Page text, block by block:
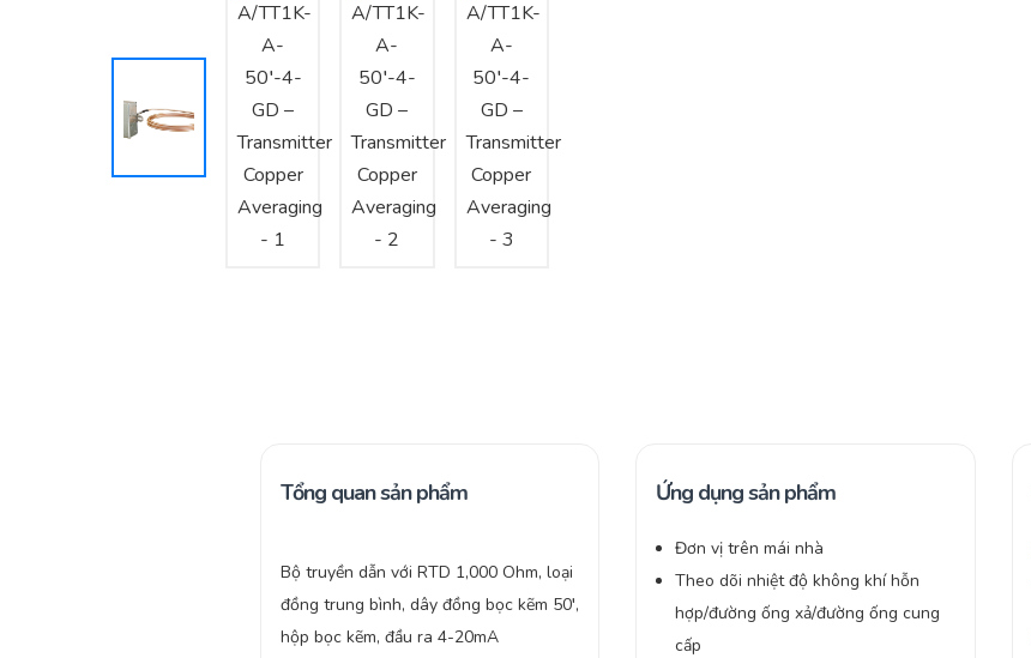
Tổng quan sản phẩm
Bộ truyền dẫn với RTD 1,000 Ohm, loại
đồng trung bình, dây đồng bọc kẽm 50′,
hộp bọc kẽm, đầu ra 4-20mA
Ứng dụng sản phẩm
Đơn vị trên mái nhà
Theo dõi nhiệt độ không khí hỗn
hợp/đường ống xả/đường ống cung
cấp